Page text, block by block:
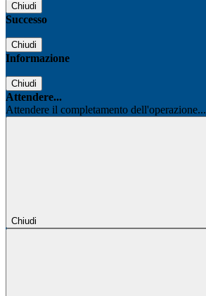
Chiudi
Successo
Chiudi
Informazione
Chiudi
Attendere...
Attendere il completamento dell'operazione...
Chiudi